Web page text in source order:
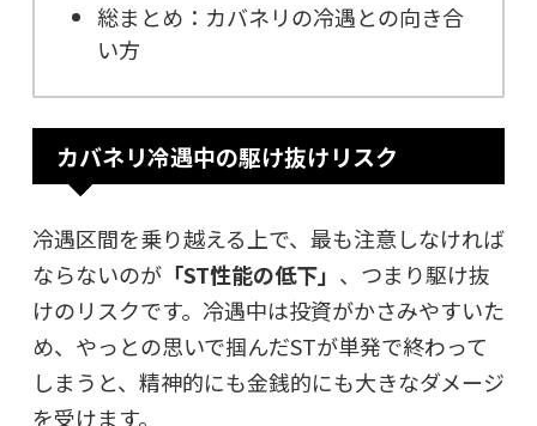
総まとめ：カバネリの冷遇との向き合
い方
カバネリ冷遇中の駆け抜けリスク
冷遇区間を乗り越える上で、最も注意しなければ
ならないのが 「ST性能の低下」 、つまり駆け抜
けのリスクです。冷遇中は投資がかさみやすいた
め、やっとの思いで掴んだSTが単発で終わって
しまうと、精神的にも金銭的にも大きなダメージ
を受けます。